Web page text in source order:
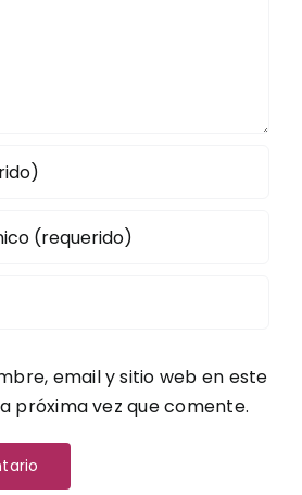
email y sitio web en este
próxima vez que comente.